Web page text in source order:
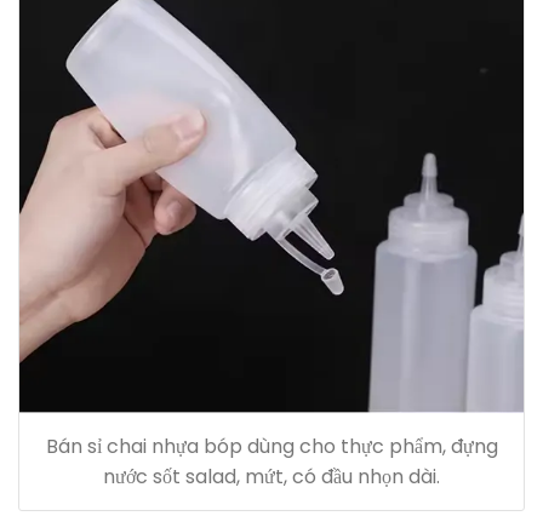
Bán sỉ chai nhựa bóp dùng cho thực phẩm, đựng
nước sốt salad, mứt, có đầu nhọn dài.